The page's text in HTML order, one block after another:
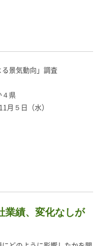
る景気動向」調査
４県
月５日（水）
業績、変化なしが